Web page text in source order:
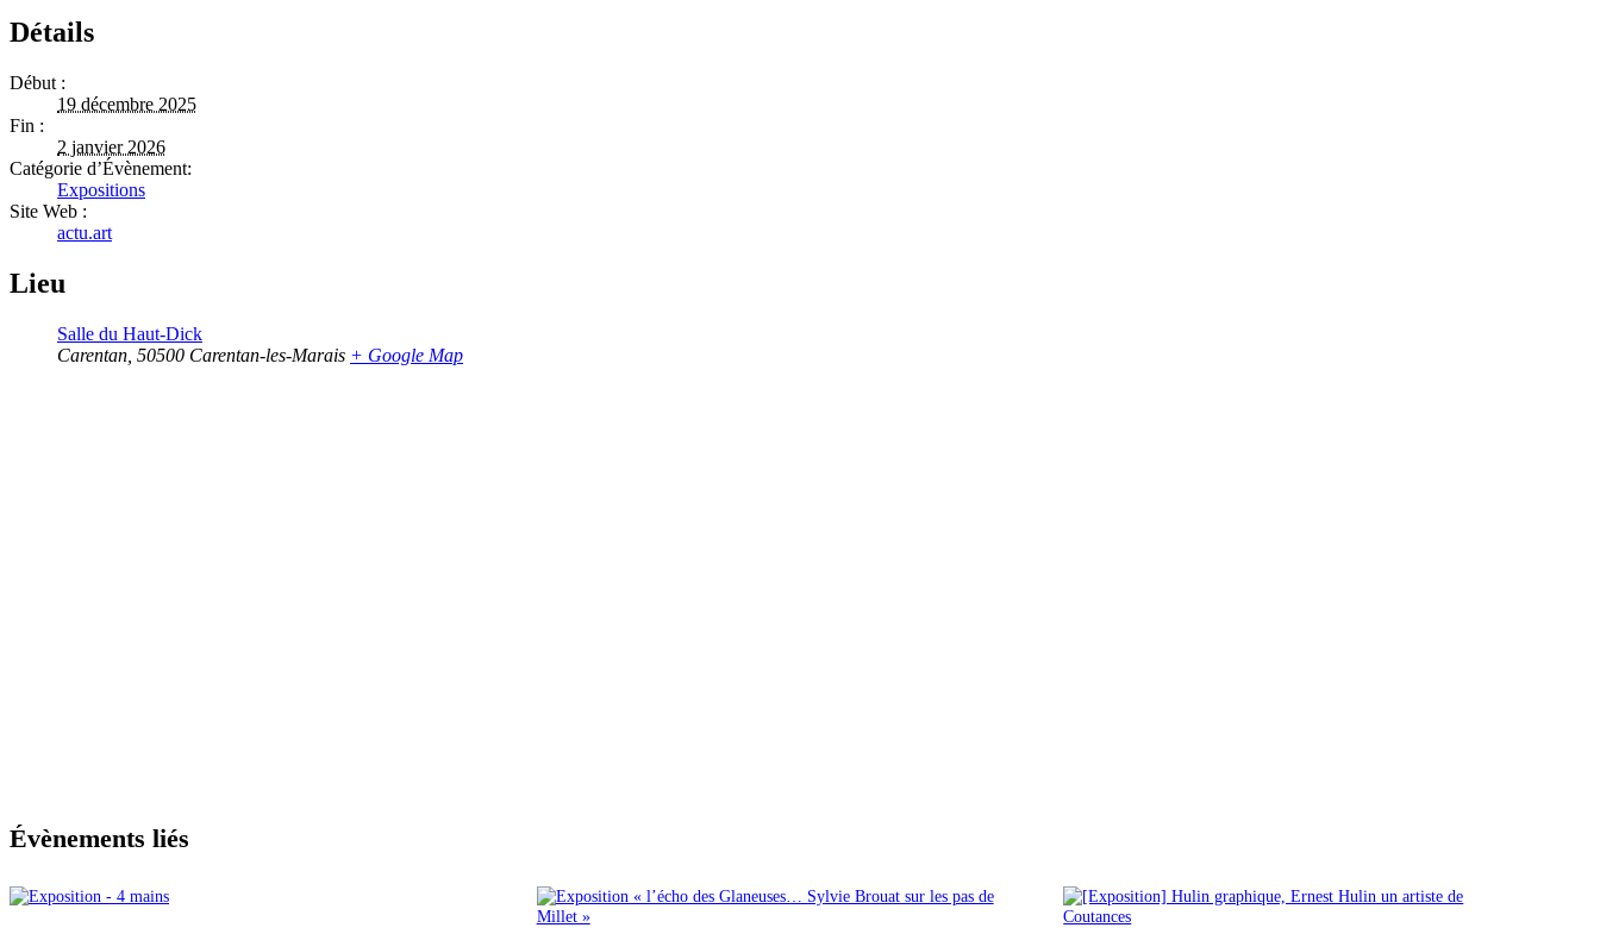
Détails
Début :
19 décembre 2025
Fin :
2 janvier 2026
Catégorie d’Évènement:
Expositions
Site Web :
actu.art
Lieu
Salle du Haut-Dick
Carentan 50500 Carentan-les-Marais + Google Map
Évènements liés